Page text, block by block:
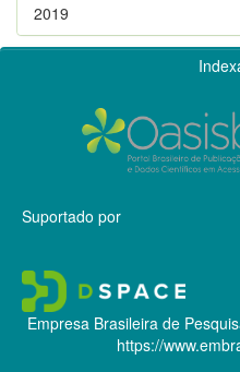
2019
Suportado por
Empresa Brasileira de
https://